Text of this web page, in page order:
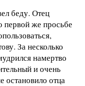
беду. Отец
первой же просьбе
За несколько
намертво
и очень
остановило отца